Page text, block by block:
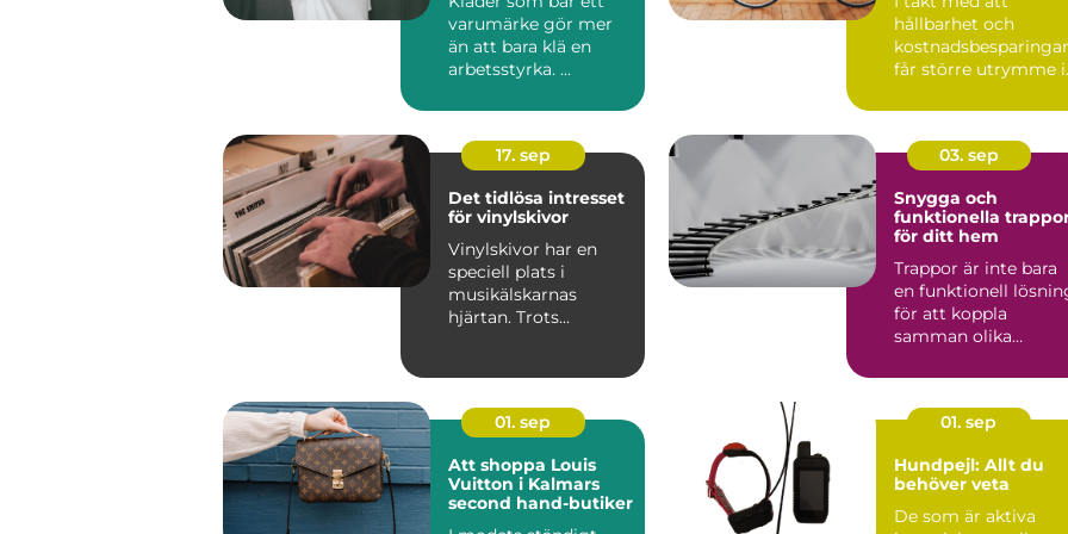
varumärke gör mer
än att bara klä en
arbetsstyrka. ...
hållbarhet och
kostnadsbesparingar
får större utrymme i
17. sep
Det tidlösa intresset
för vinylskivor
Vinylskivor har en
speciell plats i
musikälskarnas
hjärtan. Trots
03. sep
Snygga och
funktionella
för ditt hem
Trappor är inte bara
en funktionell
för att koppla
samman olika
01. sep
Att shoppa Louis
Vuitton i Kalmars
second hand-butiker
01. sep
Hundpejl: Allt du
behöver veta
De som är aktiva